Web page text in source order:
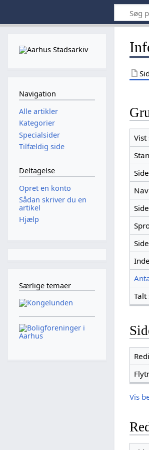
Vist
Talt
Vis
Navigation
Alle artikler
Kategorier
Specialsider
Tilfældig side
Deltagelse
Opret en konto
Sådan skriver du en
artikel
Hjælp
Særlige temaer